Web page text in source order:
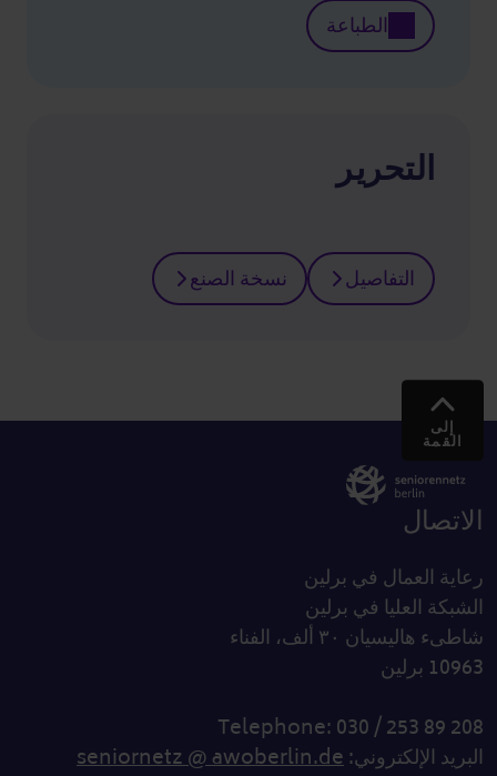
الطباعة
التحرير
التفاصيل نسخة الصنع
إلى
القمة
الاتصال
رعاية العمال في برلين
الشبكة العليا في برلين
شاطىء هاليسيان ٣٠ ألف، الفناء
10963 برلين
Telephone: 030 / 253 89 208
البريد الإلكتروني:seniornetz @ awoberlin.de